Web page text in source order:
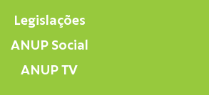
Legislações
ANUP Social
ANUP TV